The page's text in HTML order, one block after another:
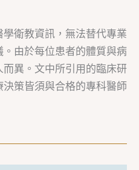
衛教資訊，無法替代專業
由於每位患者的體質與病
異。文中所引用的臨床研
策皆須與合格的專科醫師